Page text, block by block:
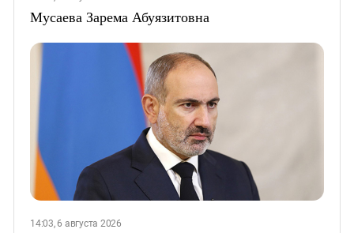
Мусаева Зарема Абуязитовна
14:03, 6 августа 2026